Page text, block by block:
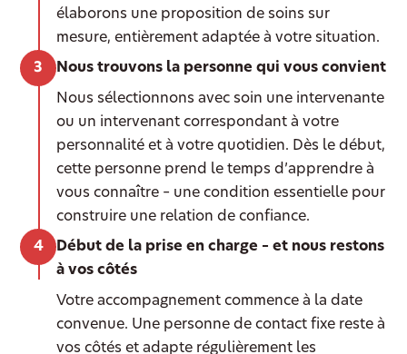
élaborons une proposition de soins sur
mesure, entièrement adaptée à votre situation.
Nous trouvons la personne qui vous convient
Nous sélectionnons avec soin une intervenante
ou un intervenant correspondant à votre
personnalité et à votre quotidien. Dès le début,
cette personne prend le temps d’apprendre à
vous connaître – une condition essentielle pour
construire une relation de confiance.
Début de la prise en charge – et nous restons
à vos côtés
Votre accompagnement commence à la date
convenue. Une personne de contact fixe reste à
vos côtés et adapte régulièrement les